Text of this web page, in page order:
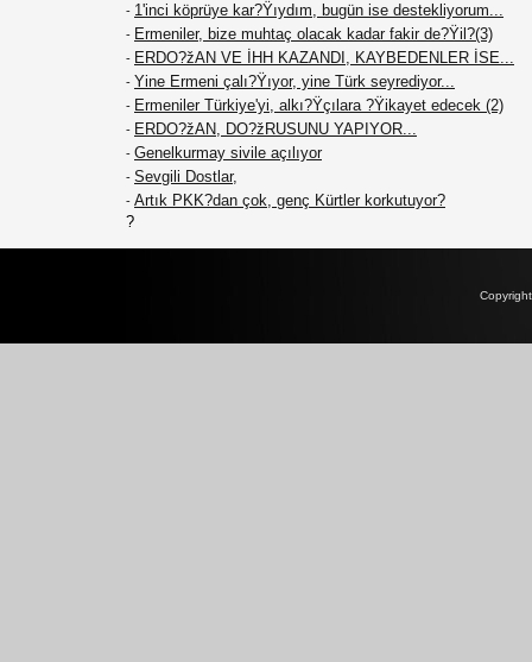
- 1'inci köprüye kar?Ÿıydım, bugün ise destekliyorum...
- Ermeniler, bize muhtaç olacak kadar fakir de?Ÿil?(3)
- ERDO?žAN VE İHH KAZANDI, KAYBEDENLER İSE...
- Yine Ermeni çalı?Ÿıyor, yine Türk seyrediyor...
- Ermeniler Türkiye'yi, alkı?Ÿçılara ?Ÿikayet edecek (2)
- ERDO?žAN, DO?žRUSUNU YAPIYOR...
- Genelkurmay sivile açılıyor
- Sevgili Dostlar,
- Artık PKK?dan çok, genç Kürtler korkutuyor?
?